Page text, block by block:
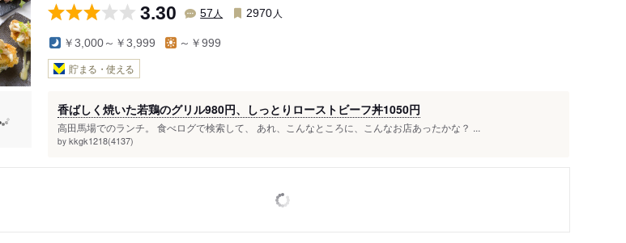
3.30 57 人 2970 人
￥3,000～￥3,999 ～￥999
貯まる・使える
香ばしく焼いた若鶏のグリル980円、しっとりローストビーフ丼1050円
高田馬場でのランチ。 食べログで検索して、 あれ、こんなところに、こんなお店あったかな？ ...
by kkgk1218(4137)